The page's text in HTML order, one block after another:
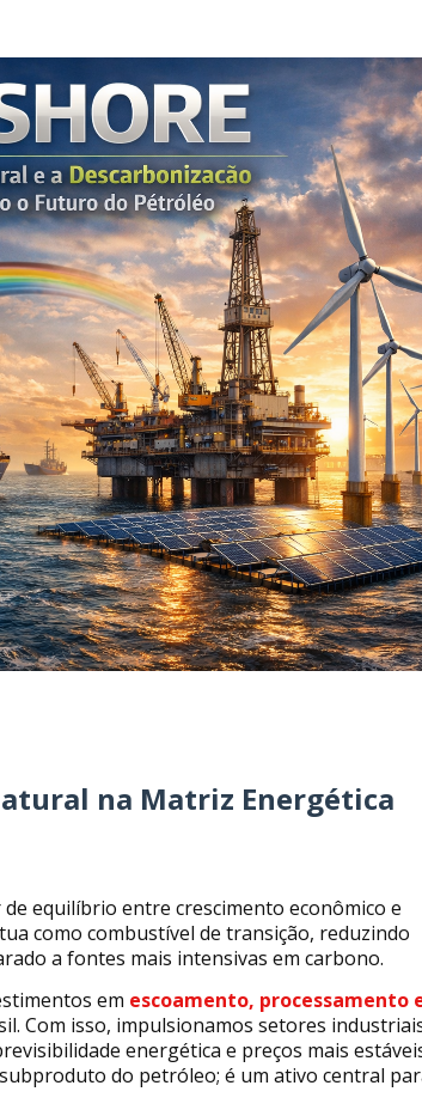
na Matriz Energética
equilíbrio entre crescimento econômico e
como combustível de transição, reduzindo
a fontes mais intensivas em carbono.
em escoamento, processamento
Com isso, impulsionamos setores
energética e preços mais
do petróleo; é um ativo central